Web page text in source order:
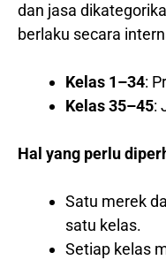
dan jasa
berlaku secara
Kelas 1–34:
Kelas 35–45:
Hal yang perlu
Satu merek
satu kelas.
Setiap kelas